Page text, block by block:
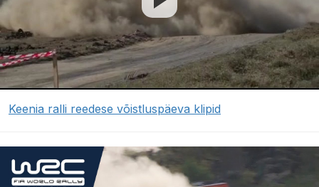
Keenia ralli reedese võistluspäeva klipid